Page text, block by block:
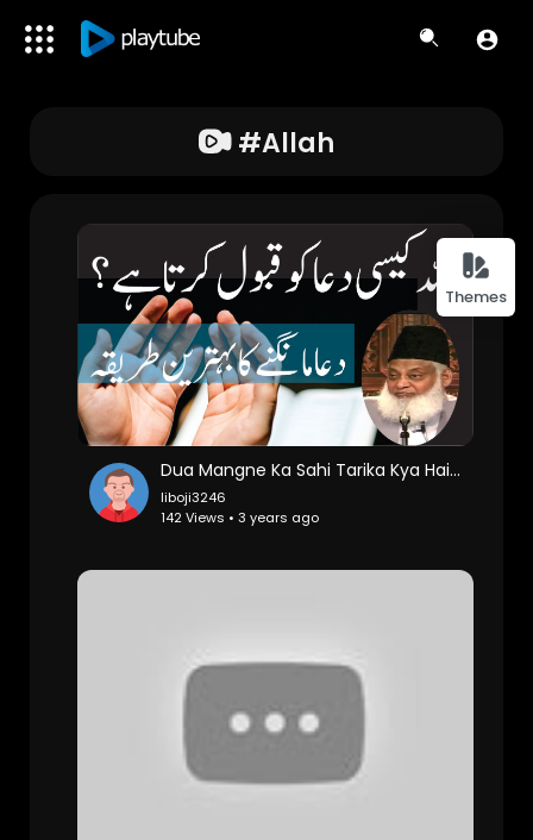
Themes
#allah
Dua Mangne Ka Sahi Tarika Kya Hai | Dr Israr Ahmed Bayan | Islam Asal Deen
liboji3246
142 Views • 3 years ago